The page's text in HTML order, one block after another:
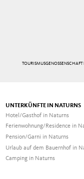
TOURISMUSGENOSSENSCHAFT
UNTERKÜNFTE IN NATURNS
Hotel/Gasthof in Naturns
Ferienwohnung/Residence in
Pension/Garni in Naturns
Urlaub auf dem Bauernhof in
Camping in Naturns